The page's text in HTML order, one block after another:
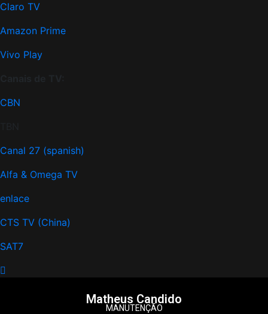
Claro TV
Amazon Prime
Vivo Play
CBN
Canal 27 (spanish)
Alfa & Omega TV
enlace
CTS TV (China)
SAT7
Matheus Candido
MANUTENÇÃO